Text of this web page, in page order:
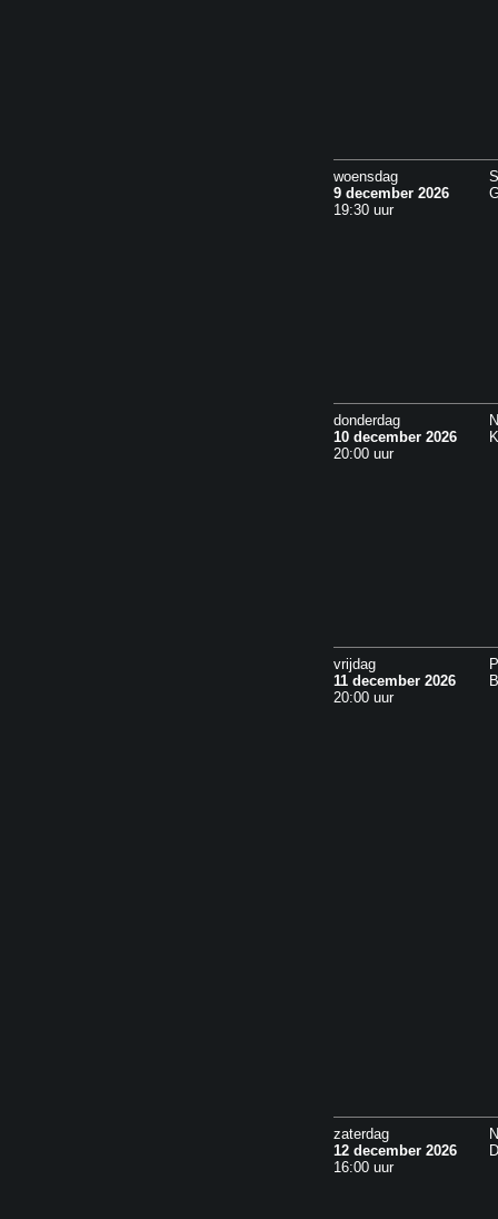
woensdag
9 december 2026
19:30 uur
donderdag
10 december 2026
20:00 uur
vrijdag
11 december 2026
20:00 uur
zaterdag
12 december 2026
16:00 uur